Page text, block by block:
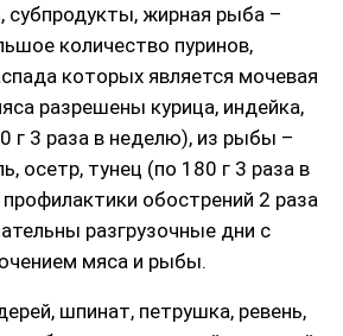
субпродукты, жирная рыба –
количество пуринов,
которых является мочевая
разрешены курица, индейка,
г 3 раза в неделю), из рыбы –
осетр, тунец (по 180 г 3 раза в
обострений 2 раза
разгрузочные дни с
мяса и рыбы.
шпинат, петрушка, ревень,